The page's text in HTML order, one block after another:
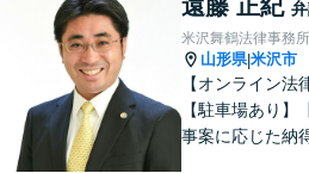
決を目指します
相談ください。
遠藤 正紀
米沢舞鶴法律事務所
山形県|米沢市
【オンライン法
【駐車場あり】
事案に応じた納